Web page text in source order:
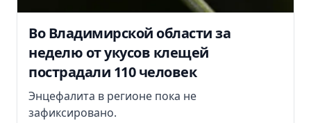
Во Владимирской области за
неделю от укусов клещей
пострадали 110 человек
Энцефалита в регионе пока не
зафиксировано.